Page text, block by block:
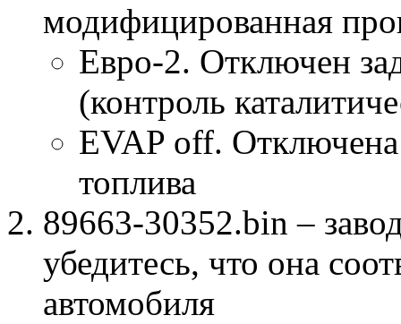
модифицированная
Евро-2. Отключен
(контроль
EVAP off. Отключена
топлива
89663-30352.bin –
убедитесь, что она
автомобиля